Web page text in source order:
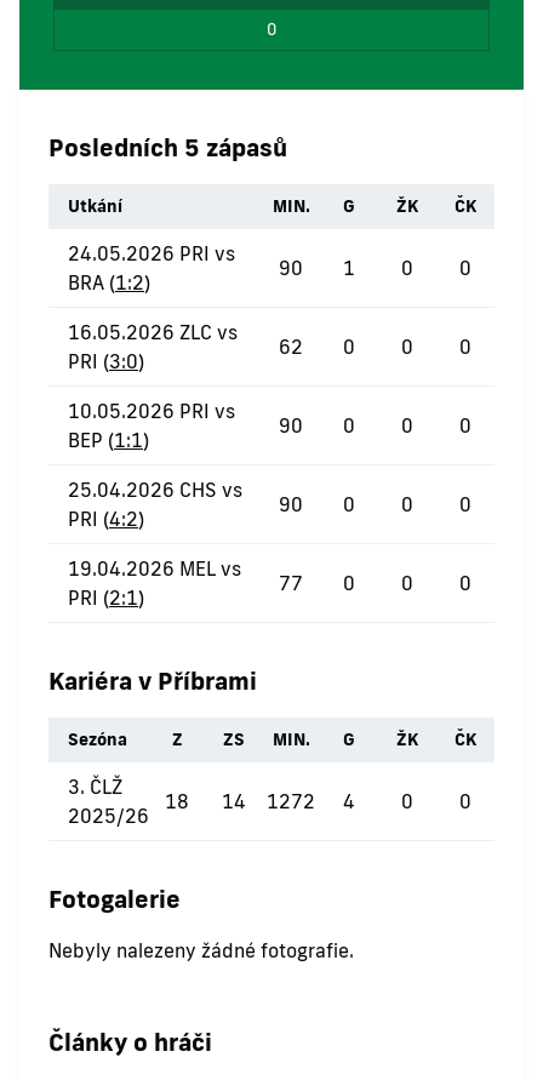
0
Posledních 5 zápasů
Utkání MIN. G ŽK ČK
24.05.2026 PRI vs
BRA (1:2)
90 1 0 0
16.05.2026 ZLC vs
PRI (3:0)
62 0 0 0
10.05.2026 PRI vs
BEP (1:1)
90 0 0 0
25.04.2026 CHS vs
PRI (4:2)
90 0 0 0
19.04.2026 MEL vs
PRI (2:1)
77 0 0 0
Kariéra v Příbrami
Sezóna Z ZS MIN. G ŽK ČK
3. ČLŽ
2025/26
18 14 1272 4 0 0
Fotogalerie
Nebyly nalezeny žádné fotografie.
Články o hráči